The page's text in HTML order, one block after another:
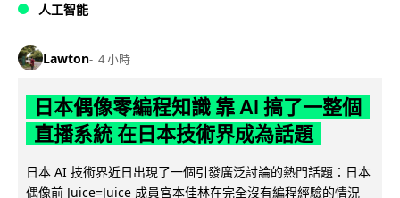
人工智能
Lawton 4 小時
日本偶像零編程知識 靠 AI 搞了一整個
直播系統 在日本技術界成為話題
日本 AI 技術界近日出現了一個引發廣泛討論的熱門話題：日本
偶像前 Juice=Juice 成員宮本佳林在完全沒有編程經驗的情況